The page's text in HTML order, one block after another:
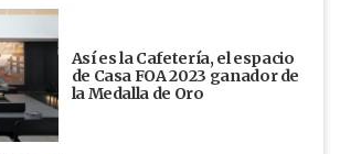
Así es la Cafetería, el espacio
de Casa FOA 2023 ganador de
la Medalla de Oro